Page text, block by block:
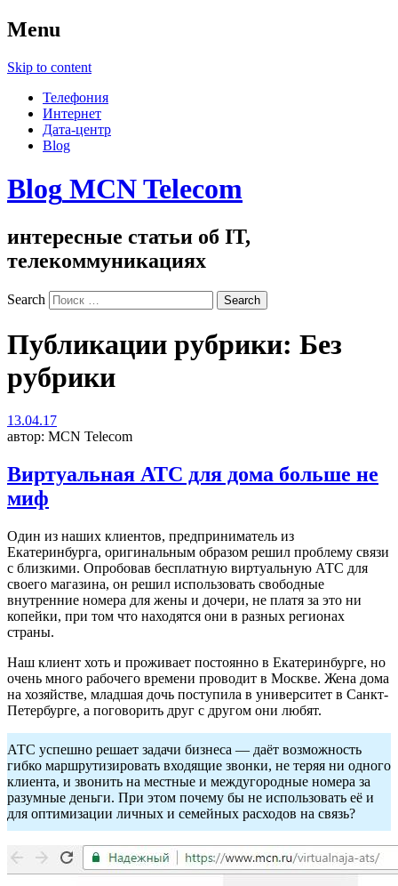
Menu
Skip to content
Телефония
Интернет
Дата-центр
Blog
Blog MCN Telecom
интересные статьи об IT,
телекоммуникациях
Search
Публикации рубрики: Без
рубрики
13.04.17
автор: MCN Telecom
Виртуальная АТС для дома больше не
миф
Один из наших клиентов, предприниматель из
Екатеринбурга, оригинальным образом решил проблему связи
с близкими. Опробовав бесплатную виртуальную АТС для
своего магазина, он решил использовать свободные
внутренние номера для жены и дочери, не платя за это ни
копейки, при том что находятся они в разных регионах
страны.
Наш клиент хоть и проживает постоянно в Екатеринбурге, но
очень много рабочего времени проводит в Москве. Жена дома
на хозяйстве, младшая дочь поступила в университет в Санкт-
Петербурге, а поговорить друг с другом они любят.
АТС успешно решает задачи бизнеса — даёт возможность
гибко маршрутизировать входящие звонки, не теряя ни одного
клиента, и звонить на местные и междугородные номера за
разумные деньги. При этом почему бы не использовать её и
для оптимизации личных и семейных расходов на связь?